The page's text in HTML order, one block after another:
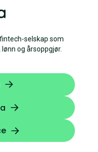
selskap som
og årsoppgjør.